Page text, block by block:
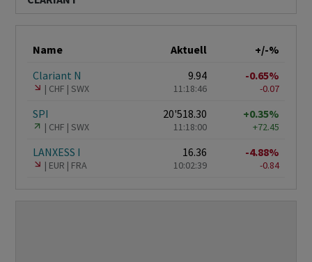
Name Aktuell
+/-%
Clariant N
CHF SWX
9.94
11:18:46
-0.65%
-0.07
SPI
CHF SWX
20'518.30
11:18:00
+0.35%
+72.45
LANXESS I
EUR FRA
16.36
10:02:39
-4.88%
-0.84